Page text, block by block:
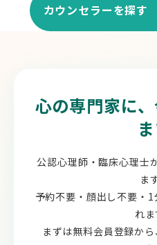
つ、うつ病、双極性障害
カウンセラーを探す
心の専門家に
公認心理師・臨床心理士
ま
予約不要・顔出し不要・
れま
まずは無料会員登録か